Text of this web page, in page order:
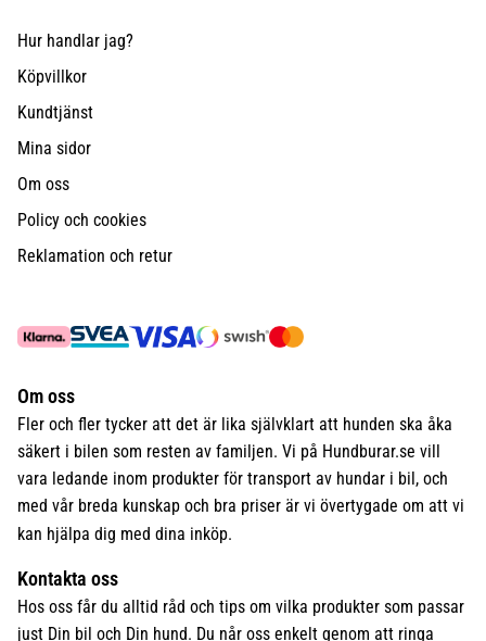
Hur handlar jag?
Köpvillkor
Kundtjänst
Mina sidor
Om oss
Policy och cookies
Reklamation och retur
Om oss
Fler och fler tycker att det är lika självklart att hunden ska åka
säkert i bilen som resten av familjen. Vi på Hundburar.se vill
vara ledande inom produkter för transport av hundar i bil, och
med vår breda kunskap och bra priser är vi övertygade om att vi
kan hjälpa dig med dina inköp.
Kontakta oss
Hos oss får du alltid råd och tips om vilka produkter som passar
just Din bil och Din hund. Du når oss enkelt genom att ringa